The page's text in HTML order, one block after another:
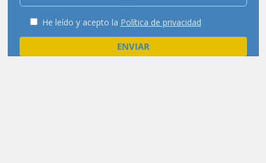
He leído y acepto la Política de privacidad